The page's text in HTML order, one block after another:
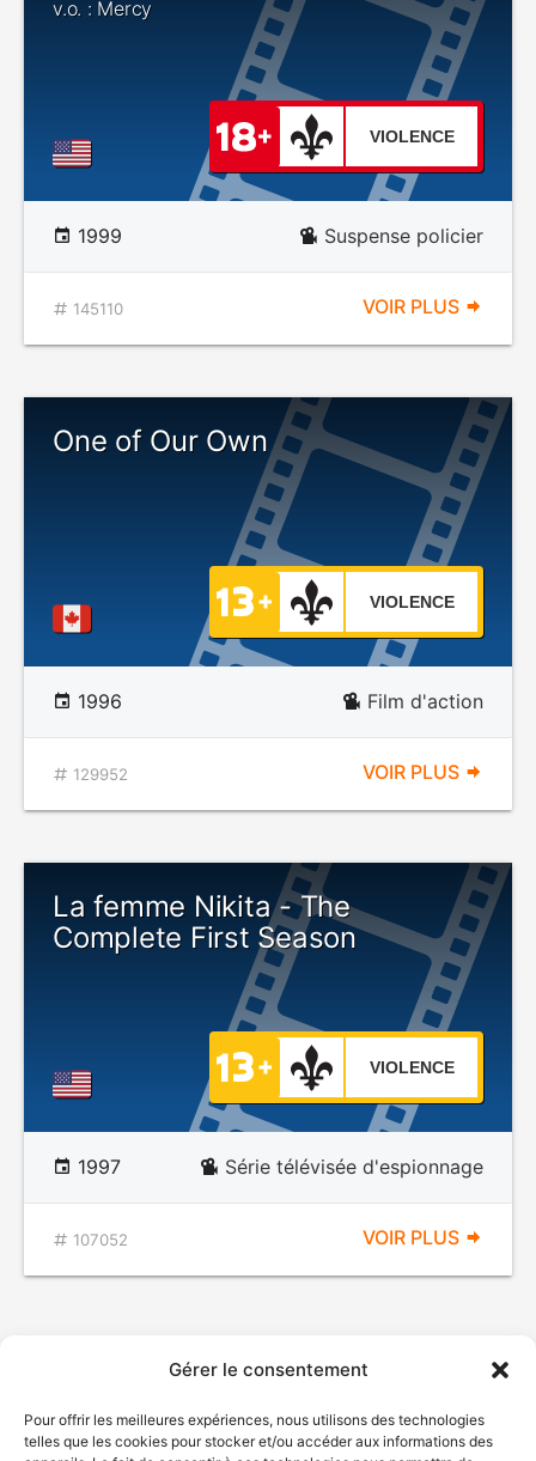
Gérer le consentement
Pour offrir les meilleures expériences, nous utilisons des technologies
telles que les cookies pour stocker et/ou accéder aux informations des
v.o. : Mercy
VIOLENCE
1999 Suspense policier
145110 VOIR PLUS
One of Our Own
VIOLENCE
1996 Film d'action
129952 VOIR PLUS
La femme Nikita - The
Complete First Season
VIOLENCE
1997 Série télévisée d'espionnage
107052 VOIR PLUS